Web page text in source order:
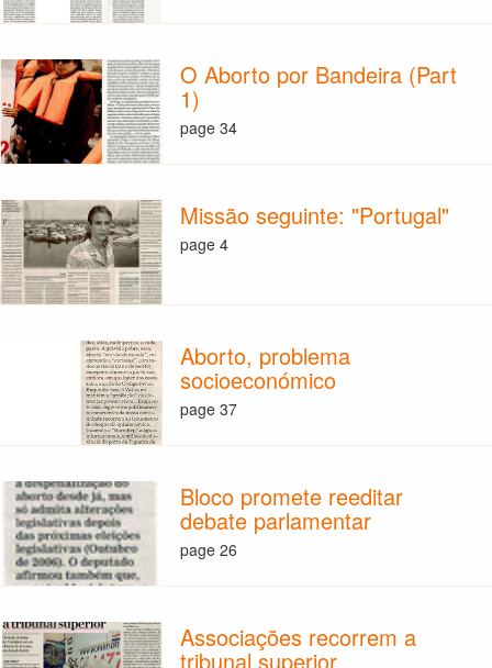
O Aborto por Bandeira (Part
1)
page 34
Missão seguinte: "Portugal"
page 4
Aborto, problema
socioeconómico
page 37
Bloco promete reeditar
debate parlamentar
page 26
Associações recorrem a
tribunal superior